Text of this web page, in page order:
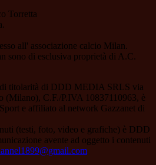
Torretta
all' associazione calcio Milan.
sono di esclusiva proprietà di A.C.
titolarità di DDD MEDIA SRLS via
(Milano), C.F./P.IVA 10837110963, è
e affiliato al network Gazzanet di
(testi, foto, video e grafiche) è DDD
avente ad oggetto i contenuti